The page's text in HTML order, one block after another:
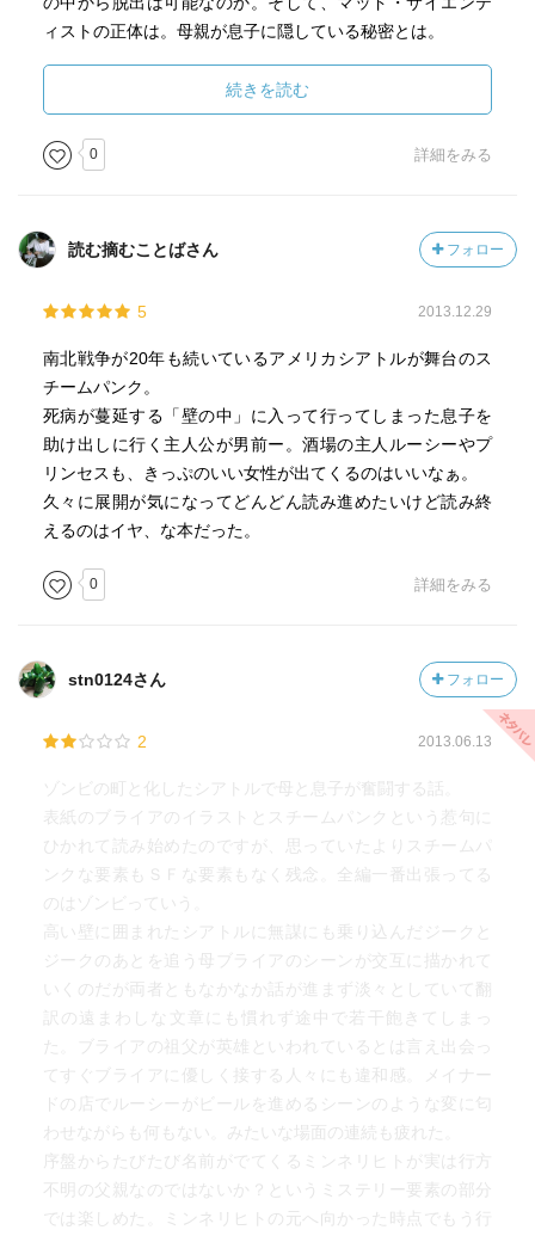
ィストの正体は。母親が息子に隠している秘密とは。
なお、残念ながら絶版ですので、古本か図書館でどうぞ。
ローカス賞SF長編部門賞
著者：シェリー・プリースト(Priest, Cherie, 1975-、アメリ
訳：市田泉(翻訳家)
続きを読む
0 詳細をみる
読む摘むことばさん フォロー
5 2013.12.29
南北戦争が20年も続いているアメリカシアトルが舞台のス
チームパンク。
死病が蔓延する「壁の中」に入って行ってしまった息子を
助け出しに行く主人公が男前ー。酒場の主人ルーシーやプ
リンセスも、きっぷのいい女性が出てくるのはいいなぁ。
久々に展開が気になってどんどん読み進めたいけど読み終
えるのはイヤ、な本だった。
0 詳細をみる
stn0124さん フォロー
2 2013.06.13
ゾンビの町と化したシアトルで母と息子が奮闘する話。
表紙のブライアのイラストとスチームパンクという惹句に
ひかれて読み始めたのですが、思っていたよりスチームパ
ンクな要素もＳＦな要素もなく残念。全編一番出張ってる
のはゾンビっていう。
高い壁に囲まれたシアトルに無謀にも乗り込んだジークと
ジークのあとを追う母ブライアのシーンが交互に描かれて
いくのだが両者ともなかなか話が進まず淡々としていて翻
訳の遠まわしな文章にも慣れず途中で若干飽きてしまっ
た。ブライアの祖父が英雄といわれているとは言え出会っ
てすぐブライアに優しく接する人々にも違和感。メイナー
ドの店でルーシーがビールを進めるシーンのような変に匂
わせながらも何もない。みたいな場面の連続も疲れた。
序盤からたびたび名前がでてくるミンネリヒトが実は行方
不明の父親なのではないか？というミステリー要素の部分
では楽しめた。ミンネリヒトの元へ向かった時点でもう行